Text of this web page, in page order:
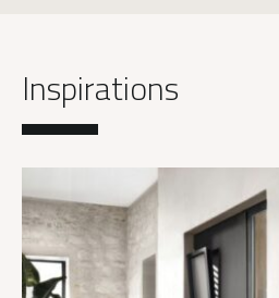
Inspirations